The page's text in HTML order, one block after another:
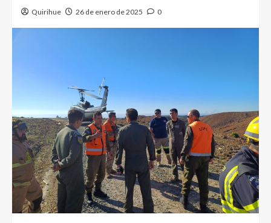
Quirihue 26 de enero de 2025 0